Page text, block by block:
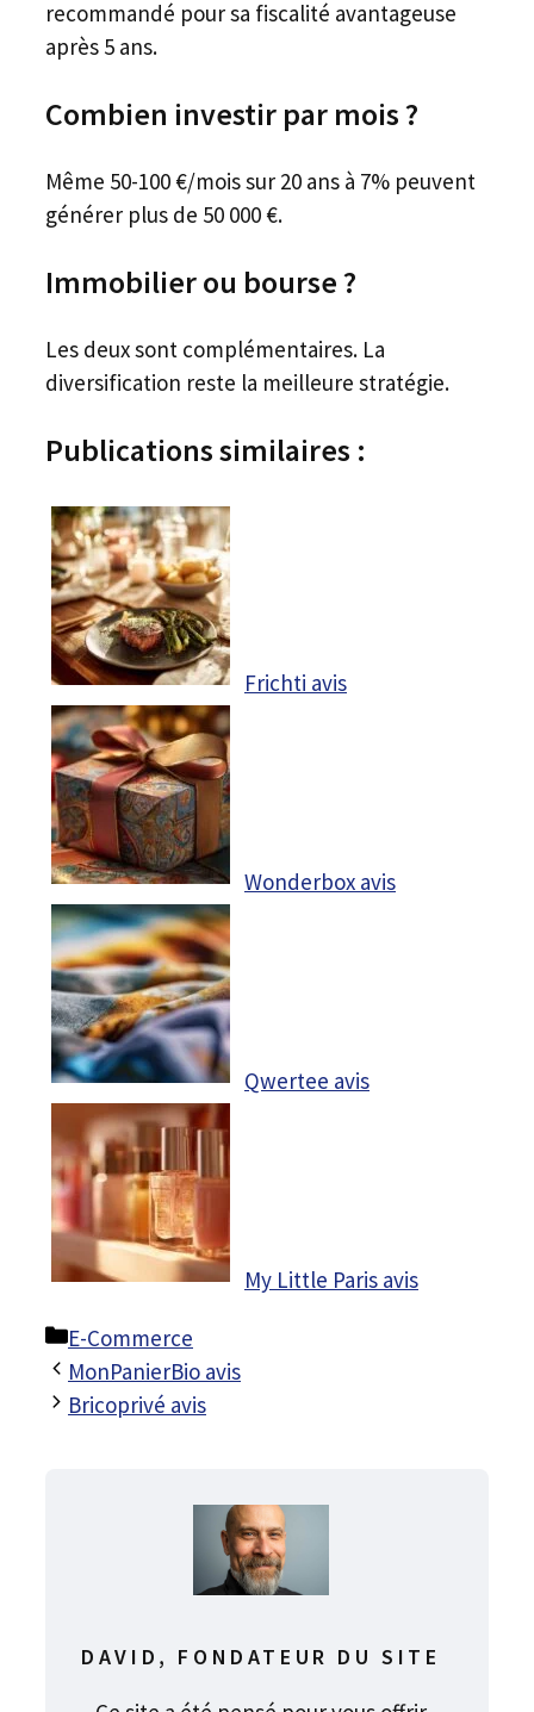
recommandé pour sa fiscalité avantageuse
après 5 ans.
Combien investir par mois ?
Même 50-100 €/mois sur 20 ans à 7% peuvent
générer plus de 50 000 €.
Immobilier ou bourse ?
Les deux sont complémentaires. La
diversification reste la meilleure stratégie.
Publications similaires :
Frichti avis
Wonderbox avis
Qwertee avis
My Little Paris avis
Catégories
E-Commerce
MonPanierBio avis
Bricoprivé avis
DAVID, FONDATEUR DU SITE